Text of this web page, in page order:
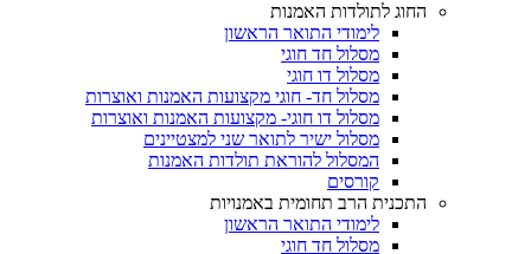
החוג לתולדות האמנות
לימודי התואר הראשון
מסלול חד חוגי
מסלול דו חוגי
מסלול חד- חוגי מקצועות האמנות ואוצרות
מסלול דו חוגי- מקצועות האמנות ואוצרות
מסלול ישיר לתואר שני למצטיינים
המסלול להוראת תולדות האמנות
קורסים
התכנית הרב תחומית באמנויות
לימודי התואר הראשון
מסלול חד חוגי